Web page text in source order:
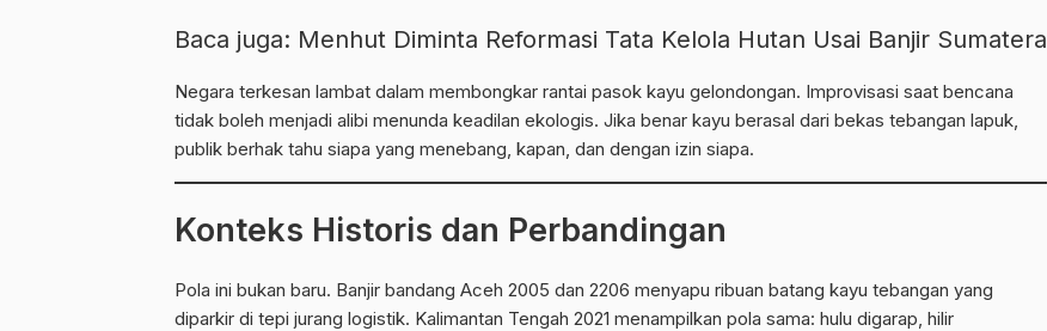
Baca juga: Menhut Diminta Reformasi Tata Kelola Hutan Usai Banjir Sumatera
Negara terkesan lambat dalam membongkar rantai pasok kayu gelondongan. Improvisasi saat bencana
tidak boleh menjadi alibi menunda keadilan ekologis. Jika benar kayu berasal dari bekas tebangan lapuk,
publik berhak tahu siapa yang menebang, kapan, dan dengan izin siapa.
Konteks Historis dan Perbandingan
Pola ini bukan baru. Banjir bandang Aceh 2005 dan 2206 menyapu ribuan batang kayu tebangan yang
diparkir di tepi jurang logistik. Kalimantan Tengah 2021 menampilkan pola sama: hulu digarap, hilir